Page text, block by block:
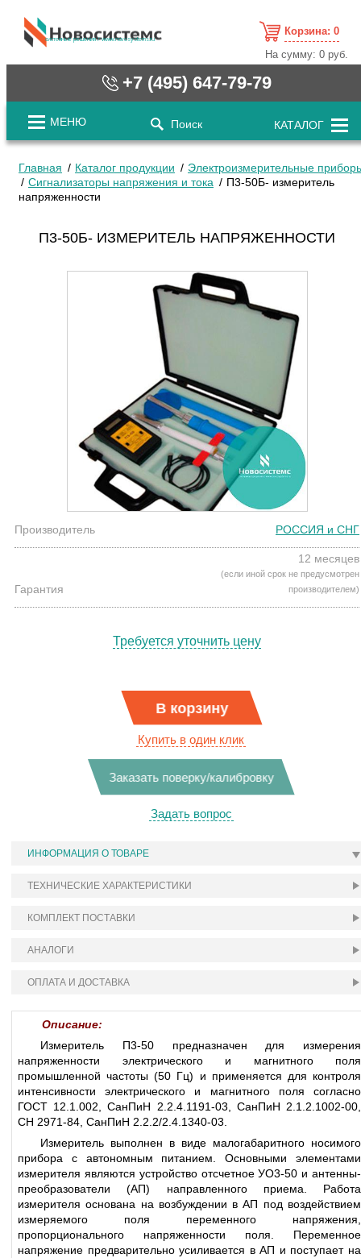
cистемные решения / www.novosystems.ru
Корзина: 0
На сумму:0 руб.
+7 (495) 647-79-79
МЕНЮ Поиск КАТАЛОГ
Главная Каталог продукции
Электроизмерительные
Сигнализаторы напряжения и тока
П3-50Б- измеритель
напряженности
П3-50Б- ИЗМЕРИТЕЛЬ НАПРЯЖЕННОСТИ
Производитель РОССИЯ и СНГ
Гарантия
12 месяцев
(если иной срок не предусмотрен
производителем)
Требуется уточнить цену
В корзину
Купить в один клик
Заказать поверку/калибровку
Задать вопрос
ИНФОРМАЦИЯ О ТОВАРЕ
ТЕХНИЧЕСКИЕ ХАРАКТЕРИСТИКИ
КОМПЛЕКТ ПОСТАВКИ
АНАЛОГИ
ОПЛАТА И ДОСТАВКА
Описание:
Измеритель П3-50 предназначен для измерения
напряженности электрического и магнитного поля
промышленной частоты (50 Гц) и применяется для контроля
интенсивности электрического и магнитного поля согласно
ГОСТ 12.1.002, СанПиН 2.2.4.1191-03, СанПиН 2.1.2.1002-00,
СН 2971-84, СанПиН 2.2.2/2.4.1340-03.
Измеритель выполнен в виде малогабаритного носимого
прибора с автономным питанием. Основными элементами
измерителя являются устройство отсчетное УО3-50 и антенны-
преобразователи (АП) направленного приема. Работа
измерителя основана на возбуждении в АП под воздействием
измеряемого поля переменного напряжения,
пропорционального напряженности поля. Переменное
напряжение предварительно усиливается в АП и поступает на